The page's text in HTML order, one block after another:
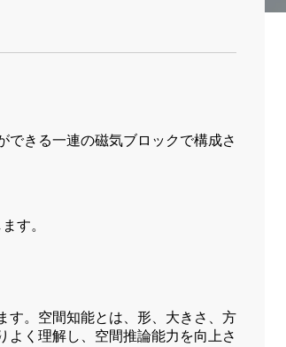
きる一連の磁気ブロックで構成さ
す。
す。空間知能とは、形、大きさ、方
よく理解し、空間推論能力を向上さ